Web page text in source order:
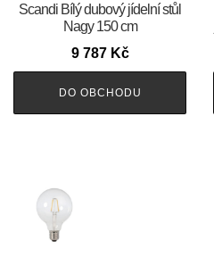
Scandi Bílý dubový jídelní stůl
Nagy 150 cm
9 787 Kč
DO OBCHODU